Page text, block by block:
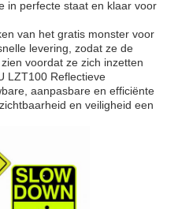
in perfecte staat en klaar voor
van het gratis monster voor
levering, zodat ze de
voordat ze zich inzetten
LZT100 Reflectieve
aanpasbare en efficiënte
en veiligheid een